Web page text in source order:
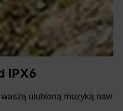
IPX6
waszą ulubioną muzyką